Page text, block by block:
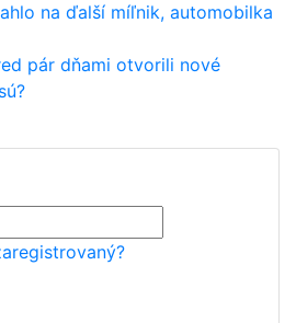
na ďalší míľnik, automobilka
pár dňami otvorili nové